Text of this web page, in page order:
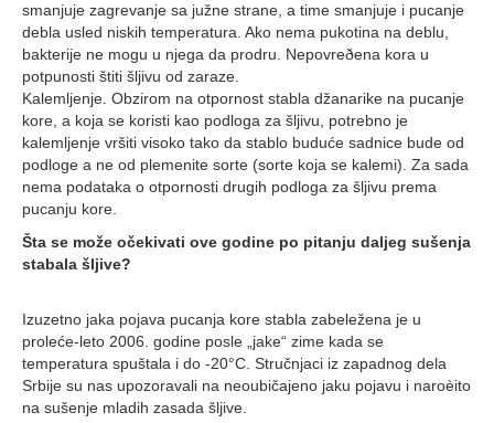
smanjuje zagrevanje sa južne strane, a time smanjuje i pucanje
debla usled niskih temperatura. Ako nema pukotina na deblu,
bakterije ne mogu u njega da prodru. Nepovreðena kora u
potpunosti štiti šljivu od zaraze.
Kalemljenje. Obzirom na otpornost stabla džanarike na pucanje
kore, a koja se koristi kao podloga za šljivu, potrebno je
kalemljenje vršiti visoko tako da stablo buduće sadnice bude od
podloge a ne od plemenite sorte (sorte koja se kalemi). Za sada
nema podataka o otpornosti drugih podloga za šljivu prema
pucanju kore.
Šta se može očekivati ove godine po pitanju daljeg sušenja
stabala šljive?
Izuzetno jaka pojava pucanja kore stabla zabeležena je u
proleće-leto 2006. godine posle „jake“ zime kada se
temperatura spuštala i do -20°C. Stručnjaci iz zapadnog dela
Srbije su nas upozoravali na neoubičajeno jaku pojavu i naroèito
na sušenje mladih zasada šljive.